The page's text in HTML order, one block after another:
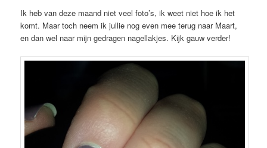
Ik heb van deze maand niet veel foto’s, ik weet niet hoe ik het
komt. Maar toch neem ik jullie nog even mee terug naar Maart,
en dan wel naar mijn gedragen nagellakjes. Kijk gauw verder!